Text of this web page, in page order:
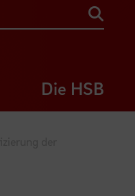
Suche
Die HSB